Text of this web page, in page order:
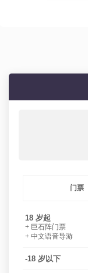
门票
18 岁起
+ 巨石阵门票
+ 中文语音导游
-18 岁以下